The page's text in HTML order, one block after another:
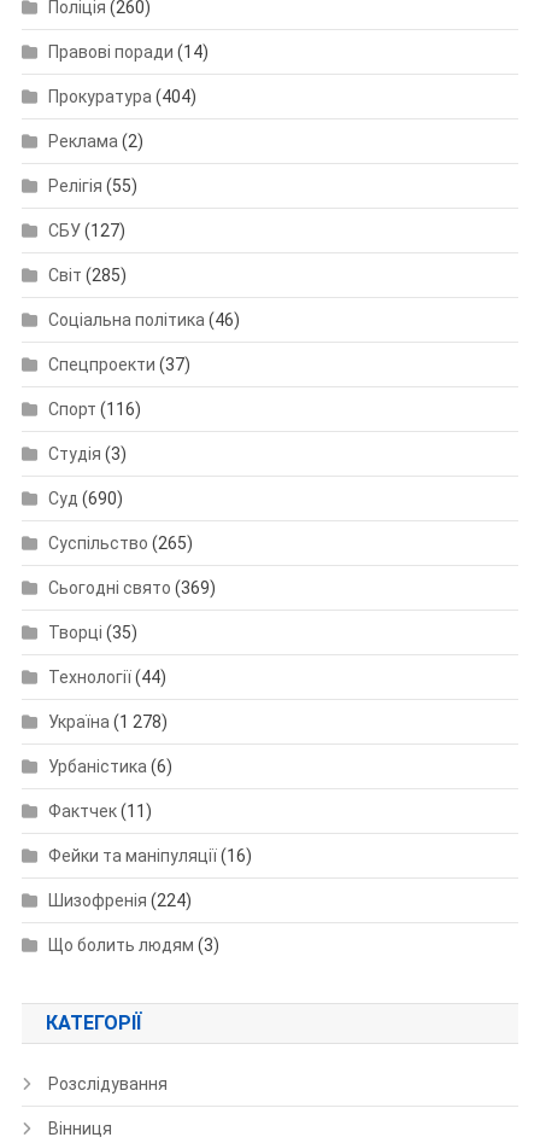
Поліція (260)
Правові поради (14)
Прокуратура (404)
Реклама (2)
Релігія (55)
СБУ(127)
Світ (285)
Соціальна політика (46)
Спецпроекти (37)
Спорт (116)
Студія (3)
Суд (690)
Суспільство (265)
Сьогодні свято (369)
Творці (35)
Технології(44)
Україна (1 278)
Урбаністика (6)
Фактчек(11)
Фейки та маніпуляції(16)
Шизофренія (224)
Що болить людям (3)
КАТЕГОРІЇ
Розслідування
Вінниця